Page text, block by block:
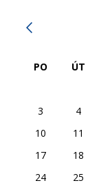
PO ÚT
3
4
10
11
17
18
24
25